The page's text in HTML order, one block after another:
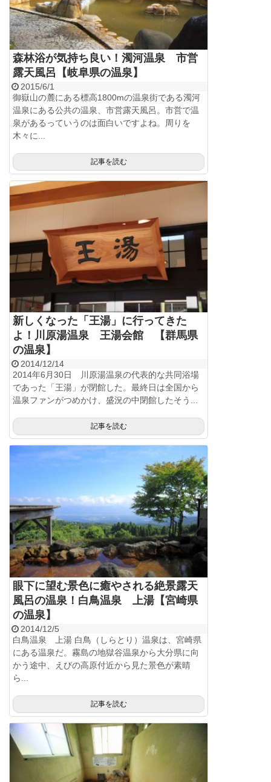
森林浴が気持ち良い！濁河温泉 市営
露天風呂【岐阜県の温泉】
2015/6/1
御嶽山の麓にある標高1800mの温泉街である濁河
温泉にある公共の温泉、市営露天風呂。市営で温
泉があるっていうのは面白いですよね。周りを
木々に...
記事を読む
新しくなった「王湯」に行ってきた
よ！川原湯温泉 王湯会館 【群馬県
の温泉】
2014/12/14
2014年6月30日 川原湯温泉の代表的な共同浴場
であった「王湯」が閉館した。最終日は全国から
温泉ファンがつめかけ、盛況の中閉館したそう...
記事を読む
眼下に望む景色に癒やされる絶景露天
風呂の温泉！白鳥温泉 上湯【宮崎県
の温泉】
2014/12/5
白鳥温泉 上湯 白鳥（しらとり）温泉は、宮崎県
にある温泉だ。霧島の地獄谷温泉から大分県に向
かう途中、えびの高原付近から見た景色が素晴
ら...
記事を読む